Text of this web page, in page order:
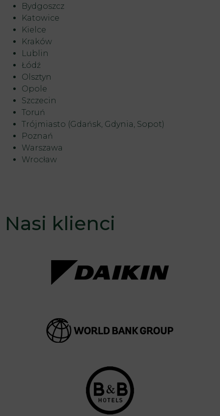
Bydgoszcz
Katowice
Kielce
Kraków
Lublin
Łódź
Olsztyn
Opole
Szczecin
Toruń
Trójmiasto (Gdańsk, Gdynia, Sopot)
Poznań
Warszawa
Wrocław
Nasi klienci